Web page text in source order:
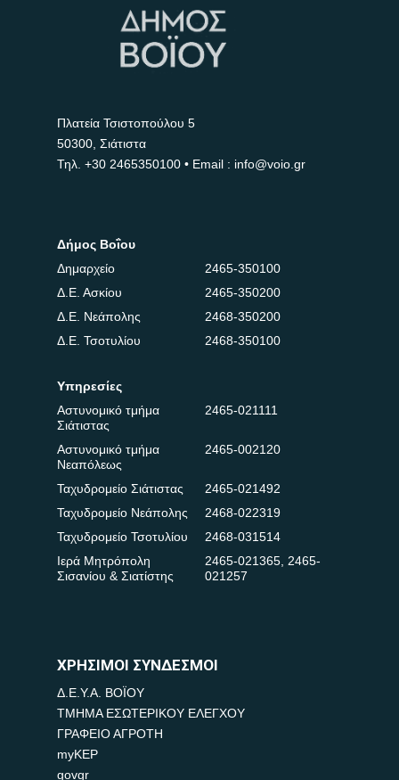
Πλατεία Τσιστοπούλου 5
50300, Σιάτιστα
Τηλ. +30 2465350100 • Email : info@voio.gr
Δήμος Βοΐου
Δημαρχείο
2465-350100
Δ.Ε. Ασκίου
2465-350200
Δ.Ε. Νεάπολης
2468-350200
Δ.Ε. Τσοτυλίου
2468-350100
Υπηρεσίες
Αστυνομικό τμήμα
Σιάτιστας
2465-021111
Αστυνομικό τμήμα
Νεαπόλεως
2465-002120
Ταχυδρομείο Σιάτιστας
2465-021492
Ταχυδρομείο Νεάπολης
2468-022319
Ταχυδρομείο Τσοτυλίου
2468-031514
Ιερά Μητρόπολη
Σισανίου & Σιατίστης
2465-021365, 2465-
021257
ΧΡΗΣΙΜΟΙ ΣΥΝΔΕΣΜΟΙ
Δ.Ε.Υ.Α. ΒΟΪΟΥ
ΤΜΗΜΑ ΕΣΩΤΕΡΙΚΟΥ ΕΛΕΓΧΟΥ
ΓΡΑΦΕΙΟ ΑΓΡΟΤΗ
myKEP
govgr